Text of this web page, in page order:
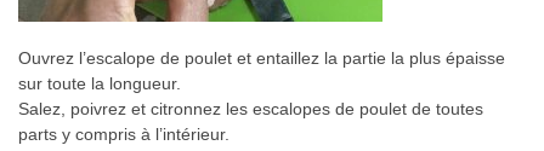
Ouvrez l’escalope de poulet et entaillez la partie la plus épaisse
sur toute la longueur.
Salez, poivrez et citronnez les escalopes de poulet de toutes
parts y compris à l’intérieur.